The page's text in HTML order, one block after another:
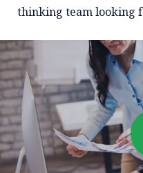
thinking team looking